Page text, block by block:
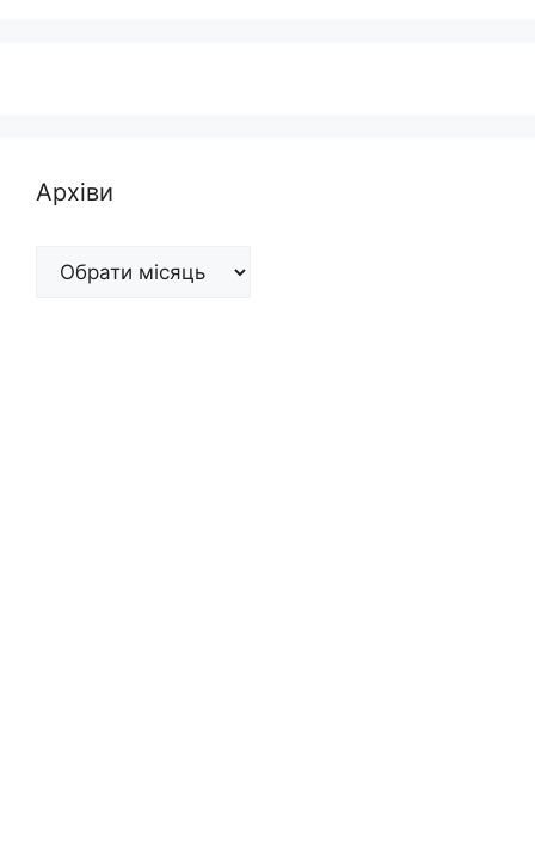
Архіви
Архіви